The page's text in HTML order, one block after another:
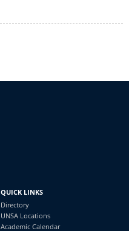
QUICK LINKS
Directory
UNSA Locations
Academic Calendar